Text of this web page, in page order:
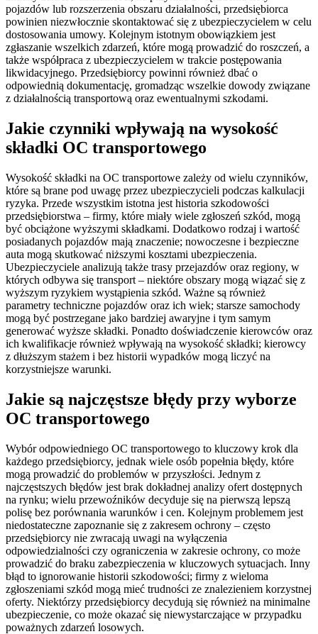
pojazdów lub rozszerzenia obszaru działalności, przedsiębiorca
powinien niezwłocznie skontaktować się z ubezpieczycielem w celu
dostosowania umowy. Kolejnym istotnym obowiązkiem jest
zgłaszanie wszelkich zdarzeń, które mogą prowadzić do roszczeń, a
także współpraca z ubezpieczycielem w trakcie postępowania
likwidacyjnego. Przedsiębiorcy powinni również dbać o
odpowiednią dokumentację, gromadząc wszelkie dowody związane
z działalnością transportową oraz ewentualnymi szkodami.
Jakie czynniki wpływają na wysokość
składki OC transportowego
Wysokość składki na OC transportowe zależy od wielu czynników,
które są brane pod uwagę przez ubezpieczycieli podczas kalkulacji
ryzyka. Przede wszystkim istotna jest historia szkodowości
przedsiębiorstwa – firmy, które miały wiele zgłoszeń szkód, mogą
być obciążone wyższymi składkami. Dodatkowo rodzaj i wartość
posiadanych pojazdów mają znaczenie; nowoczesne i bezpieczne
auta mogą skutkować niższymi kosztami ubezpieczenia.
Ubezpieczyciele analizują także trasy przejazdów oraz regiony, w
których odbywa się transport – niektóre obszary mogą wiązać się z
wyższym ryzykiem wystąpienia szkód. Ważne są również
parametry techniczne pojazdów oraz ich wiek; starsze samochody
mogą być postrzegane jako bardziej awaryjne i tym samym
generować wyższe składki. Ponadto doświadczenie kierowców oraz
ich kwalifikacje również wpływają na wysokość składki; kierowcy
z dłuższym stażem i bez historii wypadków mogą liczyć na
korzystniejsze warunki.
Jakie są najczęstsze błędy przy wyborze
OC transportowego
Wybór odpowiedniego OC transportowego to kluczowy krok dla
każdego przedsiębiorcy, jednak wiele osób popełnia błędy, które
mogą prowadzić do problemów w przyszłości. Jednym z
najczęstszych błędów jest brak dokładnej analizy ofert dostępnych
na rynku; wielu przewoźników decyduje się na pierwszą lepszą
polisę bez porównania warunków i cen. Kolejnym problemem jest
niedostateczne zapoznanie się z zakresem ochrony – często
przedsiębiorcy nie zwracają uwagi na wyłączenia
odpowiedzialności czy ograniczenia w zakresie ochrony, co może
prowadzić do braku zabezpieczenia w kluczowych sytuacjach. Inny
błąd to ignorowanie historii szkodowości; firmy z wieloma
zgłoszeniami szkód mogą mieć trudności ze znalezieniem korzystnej
oferty. Niektórzy przedsiębiorcy decydują się również na minimalne
ubezpieczenie, co może okazać się niewystarczające w przypadku
poważnych zdarzeń losowych.